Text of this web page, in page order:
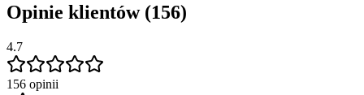
Opinie klientów (156)
4.7
156 opinii